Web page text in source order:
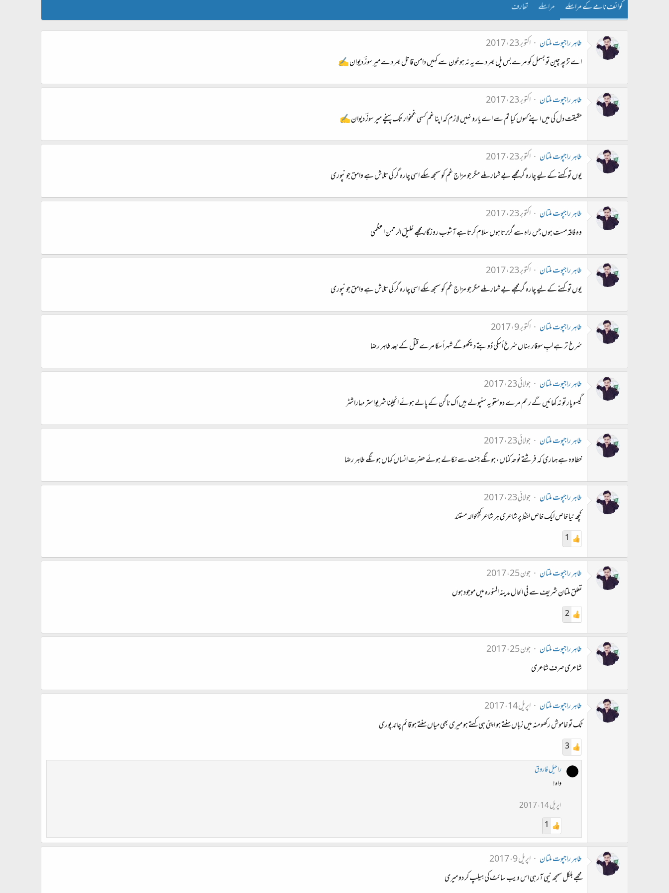
کوائف نامے کے مراسلے مراسلے تعارف
طاہر راجپوت ملتان
اکتوبر 23، 2017
اے تڑپھ چین تو بسمل کو مرے بس پل بھر دے یہ نہ ہو خون سے کہیں دامن قاتل بھر دے میر سوزؔ دیوان ✍
طاہر راجپوت ملتان
اکتوبر 23، 2017
حقیقت دل کی میں اپنے کہوں کیا تم سے اے یارو نہیں لازم کہ اپنا غم کسی غمخوار تک پہنچے میر سوزؔ دیوان ✍
طاہر راجپوت ملتان
اکتوبر 23، 2017
یوں تو کہنے کے لیے چارہ گر مجھے بے شمار ملے مگر جو مزاج غم کو سمجھ سکے اسی چارہ گر کی تلاش ہے وامق جونپوری
طاہر راجپوت ملتان
اکتوبر 23، 2017
وہ فاقہ مست ہوں جس راہ سے گزرتا ہوں سلام کرتا ہے آشوب روزگار مجھے خلیلؔ الرحمن اعظمی
طاہر راجپوت ملتان
اکتوبر 23، 2017
یوں تو کہنے کے لیے چارہ گر مجھے بے شمار ملے مگر جو مزاج غم کو سمجھ سکے اسی چارہ گر کی تلاش ہے وامق جونپوری
طاہر راجپوت ملتان
اکتوبر 9، 2017
سُرخ تر ہے لبِ سوفار سِناں سُرخ اُسکی ڈوبتے دیکھوگے شہر اُسکا مرے قتل کے بعد طاہر رضا
طاہر راجپوت ملتان
جولائی 23، 2017
گیسو یار تو نہ کھائیں گے رحم مرے دوستو یہ سنپولے ہیں اک ناگن کے پالے ہوئے انجلینا شریواستر مہاراشٹر
طاہر راجپوت ملتان
جولائی 23، 2017
خطاوہ ہےہماری کہ فرشتے نوحہ کناں، ہونگے جنت سے نکالے ہوئے حضرت انساں کہاں ہونگے طاہر رضا
طاہر راجپوت ملتان
جولائی 23، 2017
کچھ نیا خاص ایک خاص لفظ پر شاعری ہر شاعر کیبحوالہ مستند
1
طاہر راجپوت ملتان
جون 25، 2017
تعلق ملتان شریف سے فی الحال مدینہ المنورہ میں موجود ہوں
2
طاہر راجپوت ملتان
جون 25، 2017
شاعری صرف شاعری
طاہر راجپوت ملتان
اپریل 14، 2017
ٹک تو خاموش رکھو منہ میں زباں سنتے ہو اپنی ہی کہتے ہو میری بھی میاں سنتے ہو قائم چاند پوری
3
راحیل فاروق
واہ!
اپریل 14، 2017
1
طاہر راجپوت ملتان
اپریل 9، 2017
مجھے بلکل سمجھ نیی آرہی اس ویب سائٹ کی ہیلپ کر دو میری